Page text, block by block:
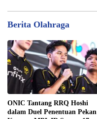
Berita Olahraga
ONIC Tantang RRQ Hoshi
dalam Duel Penentuan Pekan